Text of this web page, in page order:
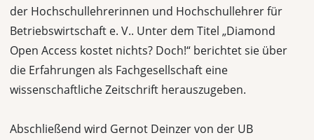
der Hochschullehrerinnen und Hochschullehrer für
Betriebswirtschaft e. V.. Unter dem Titel „Diamond
Open Access kostet nichts? Doch!“ berichtet sie über
die Erfahrungen als Fachgesellschaft eine
wissenschaftliche Zeitschrift herauszugeben.
Abschließend wird Gernot Deinzer von der UB